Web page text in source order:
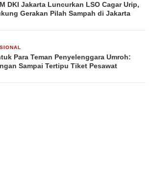
DKI Jakarta Luncurkan LSO Cagar Urip,
Gerakan Pilah Sampah di Jakarta
Para Teman Penyelenggara Umroh:
Sampai Tertipu Tiket Pesawat